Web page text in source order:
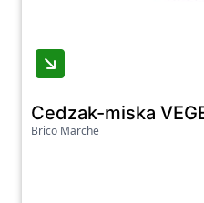
Cedzak-miska
Brico Marche